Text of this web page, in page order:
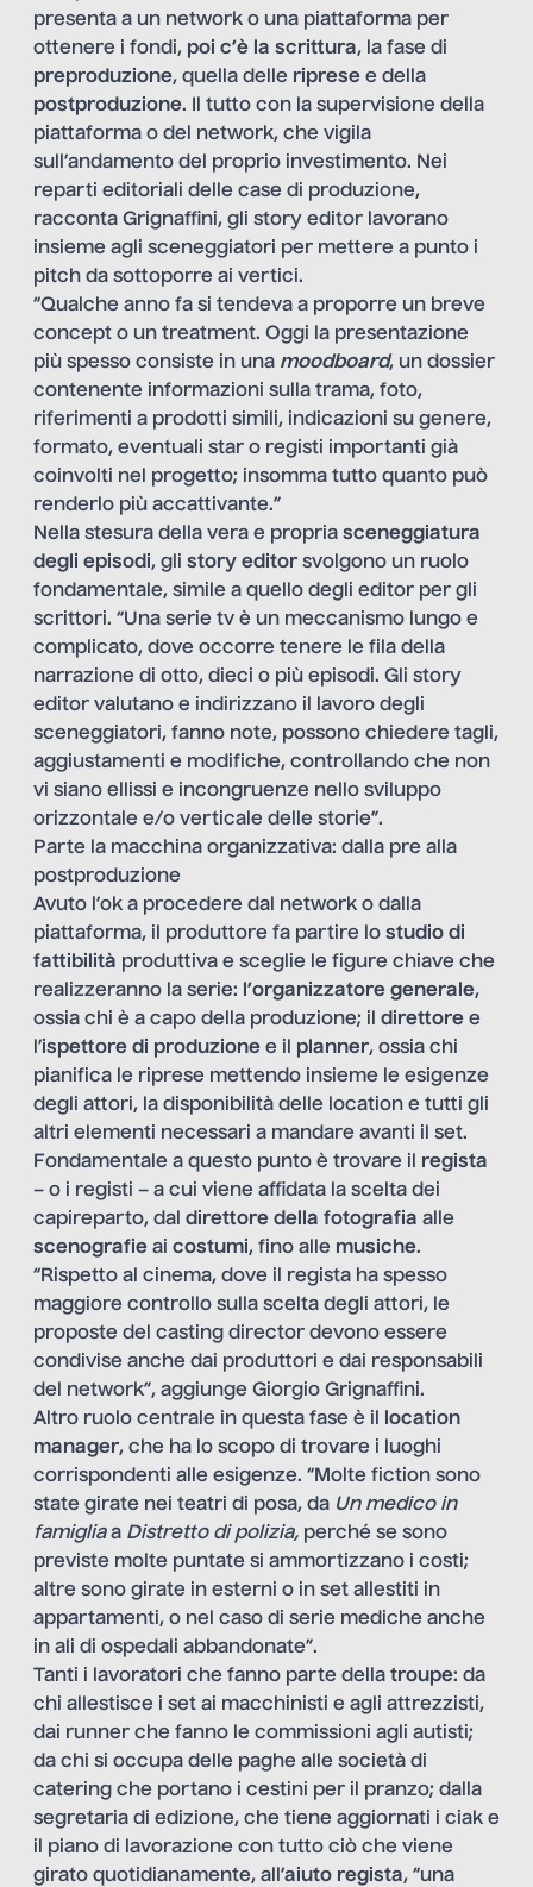
presenta a un network o una piattaforma per
ottenere i fondi, poi c’è la scrittura, la fase di
preproduzione, quella delle riprese e della
postproduzione. Il tutto con la supervisione della
piattaforma o del network, che vigila
sull’andamento del proprio investimento. Nei
reparti editoriali delle case di produzione,
racconta Grignaffini, gli story editor lavorano
insieme agli sceneggiatori per mettere a punto i
pitch da sottoporre ai vertici.
“Qualche anno fa si tendeva a proporre un breve
concept o un treatment. Oggi la presentazione
più spesso consiste in una moodboard, un dossier
contenente informazioni sulla trama, foto,
riferimenti a prodotti simili, indicazioni su genere,
formato, eventuali star o registi importanti già
coinvolti nel progetto; insomma tutto quanto può
renderlo più accattivante.”
Nella stesura della vera e propria sceneggiatura
degli episodi, gli story editorsvolgono un ruolo
fondamentale, simile a quello degli editor per gli
scrittori. “Una serie tv è un meccanismo lungo e
complicato, dove occorre tenere le fila della
narrazione di otto, dieci o più episodi. Gli story
editor valutano e indirizzano il lavoro degli
sceneggiatori, fanno note, possono chiedere tagli,
aggiustamenti e modifiche, controllando che non
vi siano ellissi e incongruenze nello sviluppo
orizzontale e/o verticale delle storie”.
Parte la macchina organizzativa: dalla pre alla
postproduzione
Avuto l’ok a procedere dal network o dalla
piattaforma, il produttore fa partire lo studio di
fattibilità produttiva e sceglie le figure chiave che
realizzeranno la serie: l’organizzatore generale,
ossia chi è a capo della produzione; il direttore e
l’ispettore di produzione e il planner, ossia chi
pianifica le riprese mettendo insieme le esigenze
degli attori, la disponibilità delle location e tutti gli
altri elementi necessari a mandare avanti il set.
Fondamentale a questo punto è trovare il regista
– o i registi – a cui viene affidata la scelta dei
capireparto, dal direttore della fotografia alle
scenografie ai costumi, fino alle musiche.
“Rispetto al cinema, dove il regista ha spesso
maggiore controllo sulla scelta degli attori, le
proposte del casting director devono essere
condivise anche dai produttori e dai responsabili
del network”, aggiunge Giorgio Grignaffini.
Altro ruolo centrale in questa fase è il
location
manager, che ha lo scopo di trovare i luoghi
corrispondenti alle esigenze. “Molte fiction sono
state girate nei teatri di posa, da Un medico in
famigliaa Distretto di polizia, perché se sono
previste molte puntate si ammortizzano i costi;
altre sono girate in esterni o in set allestiti in
appartamenti, o nel caso di serie mediche anche
in ali di ospedali abbandonate”.
Tanti i lavoratori che fanno parte della troupe: da
chi allestisce i set ai macchinisti e agli attrezzisti,
dai runner che fanno le commissioni agli autisti;
da chi si occupa delle paghe alle società di
catering che portano i cestini per il pranzo; dalla
segretaria di edizione, che tiene aggiornati i ciak e
il piano di lavorazione con tutto ciò che viene
girato quotidianamente, all’aiuto regista, “una